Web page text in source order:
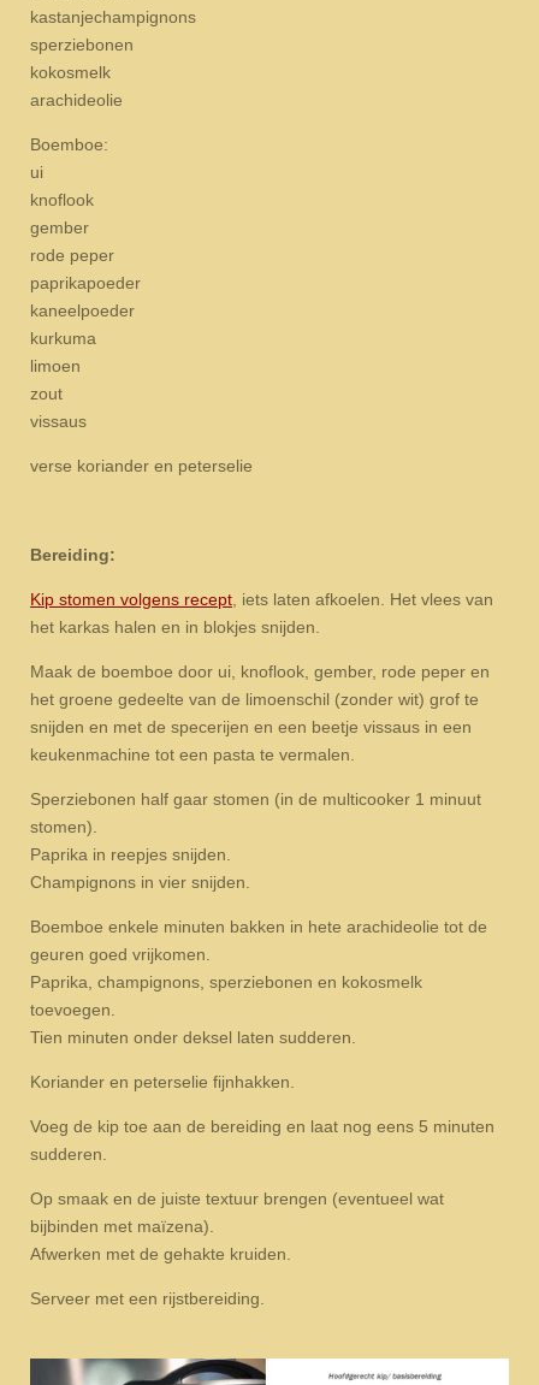
kastanjechampignons
sperziebonen
kokosmelk
arachideolie
Boemboe:
ui
knoflook
gember
rode peper
paprikapoeder
kaneelpoeder
kurkuma
limoen
zout
vissaus
verse koriander en peterselie
Bereiding:
Kip stomen volgens recept , iets laten afkoelen. Het vlees van
het karkas halen en in blokjes snijden.
Maak de boemboe door ui, knoflook, gember, rode peper en
het groene gedeelte van de limoenschil (zonder wit) grof te
snijden en met de specerijen en een beetje vissaus in een
keukenmachine tot een pasta te vermalen.
Sperziebonen half gaar stomen (in de multicooker 1 minuut
stomen).
Paprika in reepjes snijden.
Champignons in vier snijden.
Boemboe enkele minuten bakken in hete arachideolie tot de
geuren goed vrijkomen.
Paprika, champignons, sperziebonen en kokosmelk
toevoegen.
Tien minuten onder deksel laten sudderen.
Koriander en peterselie fijnhakken.
Voeg de kip toe aan de bereiding en laat nog eens 5 minuten
sudderen.
Op smaak en de juiste textuur brengen (eventueel wat
bijbinden met maïzena).
Afwerken met de gehakte kruiden.
Serveer met een rijstbereiding.